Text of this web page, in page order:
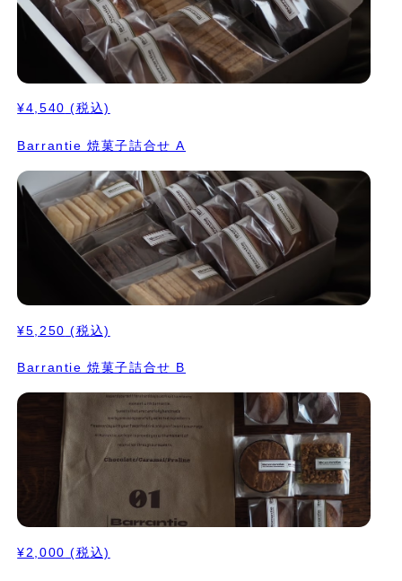
¥4,540 (税込)
Barrantie 焼菓子詰合せ A
¥5,250 (税込)
Barrantie 焼菓子詰合せ B
¥2,000 (税込)